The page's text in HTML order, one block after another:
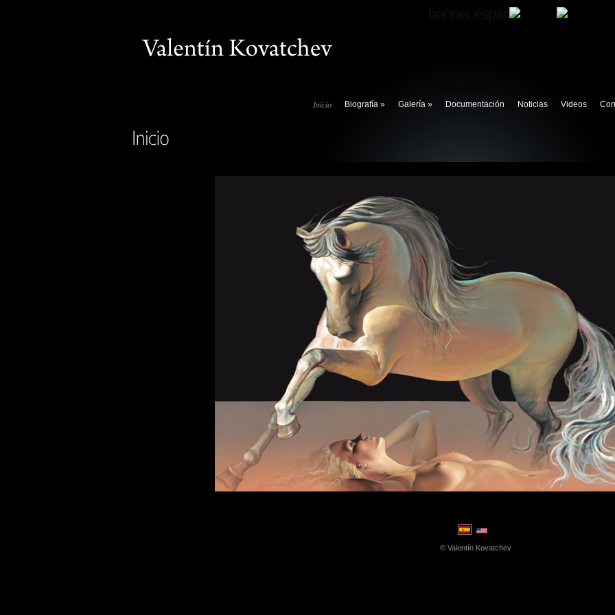
banner español
Inicio Biografía » Galería » Documentación Noticias Videos
© Valentín Kovatchev